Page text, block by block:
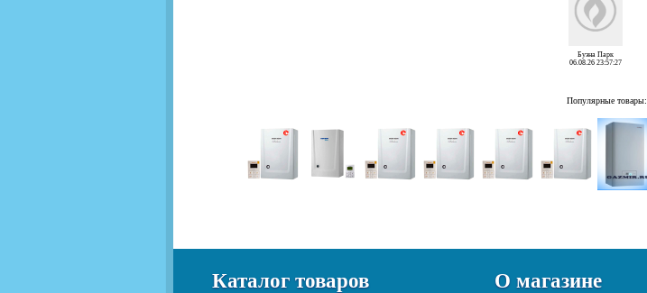
Буэна Парк
06.08.26 23:57:27
Популярные товары:
Каталог товаров О магазине